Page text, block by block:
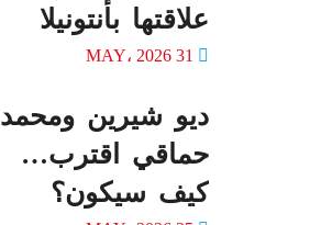
علاقتها بأنتونيلا
ديو شيرين ومحمد
حماقي اقترب…
كيف سيكون؟